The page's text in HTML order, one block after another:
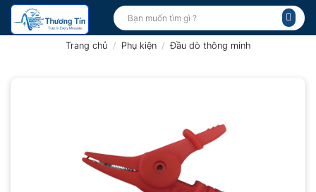
Bỏ
qua
Tìm
kiếm:
Trang chủ / Phụ kiện / Đầu dò thông minh